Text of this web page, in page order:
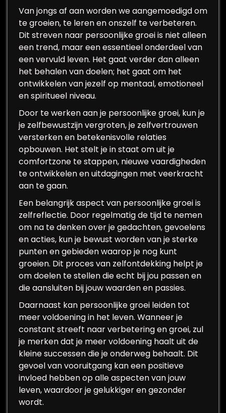
Van jongs af aan worden we aangemoedigd om
te groeien, te leren en onszelf te verbeteren.
Dit streven naar persoonlijke groei is niet alleen
een trend, maar een essentieel onderdeel van
een vervuld leven. Het gaat verder dan alleen
het behalen van doelen; het gaat om het
ontwikkelen van jezelf op mentaal, emotioneel
en spiritueel niveau.
Door te werken aan je persoonlijke groei, kun je
je zelfbewustzijn vergroten, je zelfvertrouwen
versterken en betekenisvolle relaties
opbouwen. Het stelt je in staat om uit je
comfortzone te stappen, nieuwe vaardigheden
te ontwikkelen en uitdagingen met veerkracht
aan te gaan.
Een belangrijk aspect van persoonlijke groei is
zelfreflectie. Door regelmatig de tijd te nemen
om na te denken over je gedachten, gevoelens
en acties, kun je bewust worden van je sterke
punten en gebieden waarop je nog kunt
groeien. Dit proces van zelfontdekking helpt je
om doelen te stellen die echt bij jou passen en
die aansluiten bij jouw waarden en passies.
Daarnaast kan persoonlijke groei leiden tot
meer voldoening in het leven. Wanneer je
constant streeft naar verbetering en groei, zul
je merken dat je meer voldoening haalt uit de
kleine successen die je onderweg behaalt. Dit
gevoel van vooruitgang kan een positieve
invloed hebben op alle aspecten van jouw
leven, waardoor je gelukkiger en gezonder
wordt.